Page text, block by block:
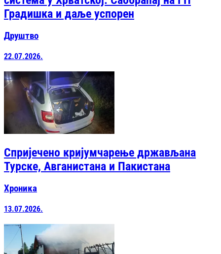
Градишка и даље успорен
Друштво
22.07.2026.
Спријечено кријумчарење држављана
Турске, Авганистана и Пакистана
Хроника
13.07.2026.